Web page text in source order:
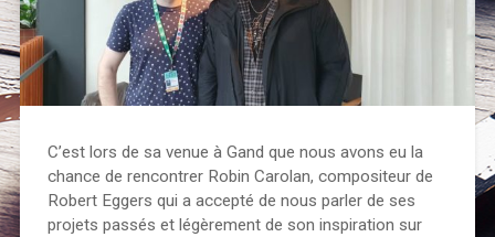
C’est lors de sa venue à Gand que nous avons eu la
chance de rencontrer Robin Carolan, compositeur de
Robert Eggers qui a accepté de nous parler de ses
projets passés et légèrement de son inspiration sur